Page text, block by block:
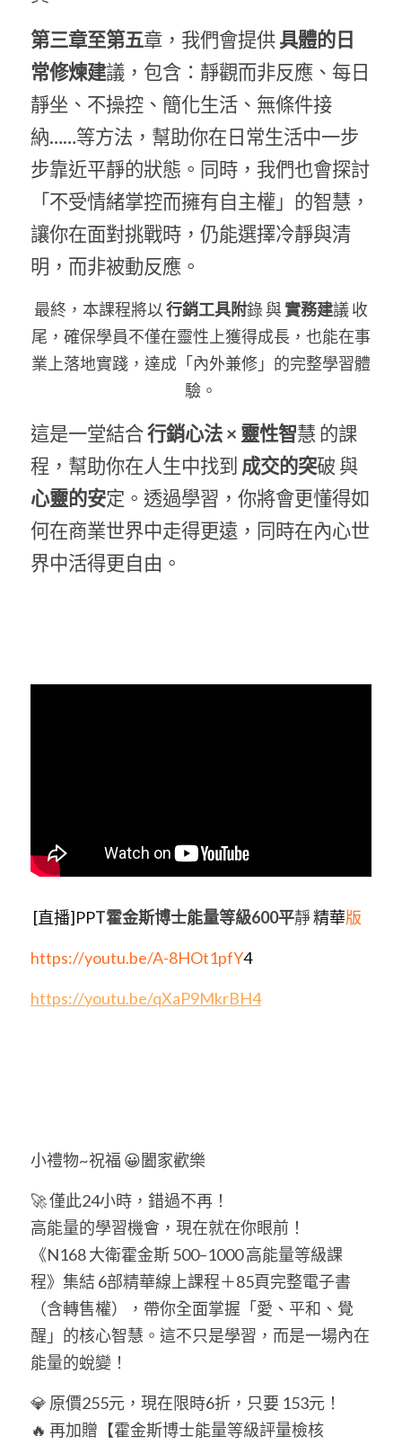
第三章至第五章，我們會提供 具體的日
常修煉建議，包含：靜觀而非反應、每日
靜坐、不操控、簡化生活、無條件接
納……等方法，幫助你在日常生活中一步
步靠近平靜的狀態。同時，我們也會探討
「不受情緒掌控而擁有自主權」的智慧，
讓你在面對挑戰時，仍能選擇冷靜與清
明，而非被動反應。
最終，本課程將以 行銷工具附錄 與 實務建議 收
尾，確保學員不僅在靈性上獲得成長，也能在事
業上落地實踐，達成「內外兼修」的完整學習體
驗。
這是一堂結合 行銷心法 × 靈性智慧 的課
程，幫助你在人生中找到 成交的突破 與
心靈的安定。透過學習，你將會更懂得如
何在商業世界中走得更遠，同時在內心世
界中活得更自由。
[直播]PPT霍金斯博士能量等級600平靜 精華版
https://youtu.be/A-8HOt1pfY4
https://youtu.be/qXaP9MkrBH4
小禮物~祝福 😀闔家歡樂
🚀 僅此24小時，錯過不再！
高能量的學習機會，現在就在你眼前！
《N168 大衛霍金斯 500–1000 高能量等級課
程》集結 6部精華線上課程＋85頁完整電子書
（含轉售權），帶你全面掌握「愛、平和、覺
醒」的核心智慧。這不只是學習，而是一場內在
能量的蛻變！
💎 原價255元，現在限時6折，只要 153元！
🔥 再加贈【霍金斯博士能量等級評量檢核